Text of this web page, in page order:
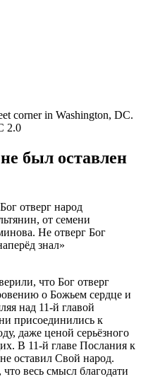
corner in Washington, DC.
2.0
был оставлен
отверг народ
от семени
Не отверг Бог
знал»
что Бог отверг
о Божьем сердце и
над 11-й главой
присоединились к
даже ценой серьёзного
В 11-й главе Послания к
оставил Свой народ.
весь смысл благодати